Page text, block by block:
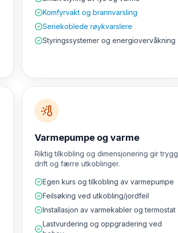
Komfyrvakt og brannvarsling
Seriekoblede røykvarslere
Styringssystemer og energiovervåkning
Varmepumpe og varme
Riktig tilkobling og dimensjonering gir trygg
drift og færre utkoblinger.
Egen kurs og tilkobling av varmepumpe
Feilsøking ved utkobling/jordfeil
Installasjon av varmekabler og termostat
Lastvurdering og oppgradering ved